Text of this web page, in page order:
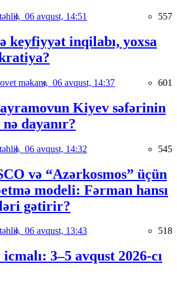
06 avqust, 14:51 557
keyfiyyət inqilabı, yoxsa
məkanı, 06 avqust, 14:37 601
Kiyev səfərinin
dayanır?
06 avqust, 14:32 545
və “Azərkosmos” üçün
modeli: Fərman hansı
gətirir?
06 avqust, 13:43 518
3–5 avqust 2026-cı